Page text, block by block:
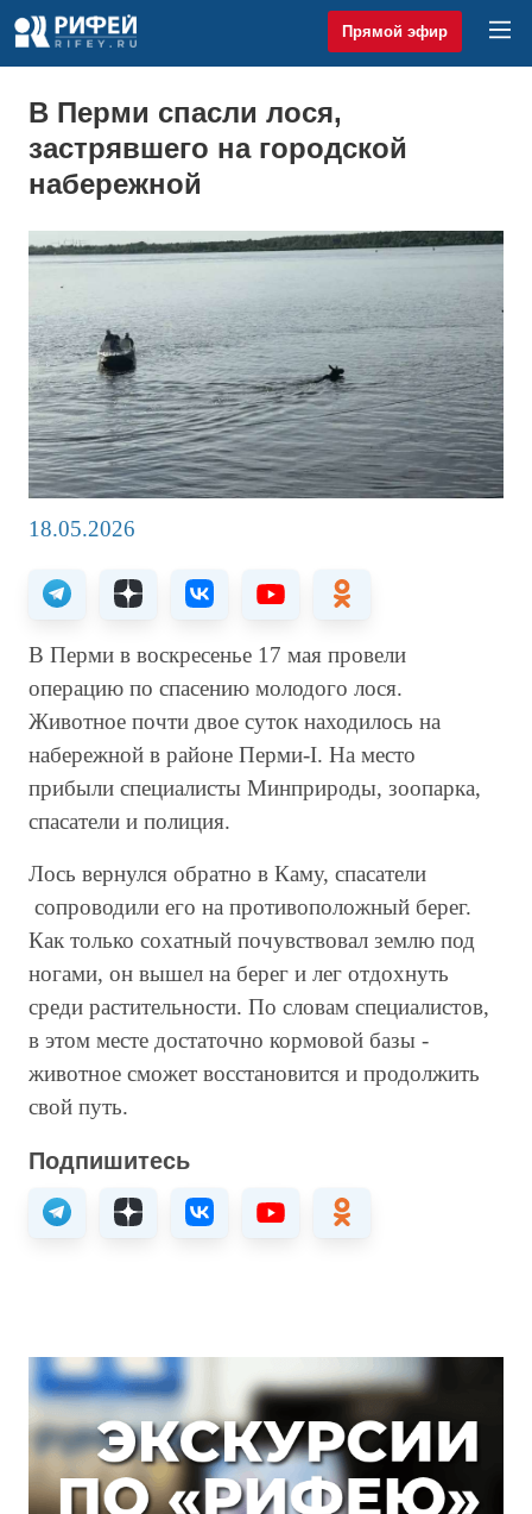
Прямой эфир
В Перми спасли лося,
застрявшего на городской
набережной
18.05.2026
В Перми в воскресенье 17 мая провели
операцию по спасению молодого лося.
Животное почти двое суток находилось на
набережной в районе Перми-I. На место
прибыли специалисты Минприроды, зоопарка,
спасатели и полиция.
Лось вернулся обратно в Каму, спасатели
сопроводили его на противоположный берег.
Как только сохатный почувствовал землю под
ногами, он вышел на берег и лег отдохнуть
среди растительности. По словам специалистов,
в этом месте достаточно кормовой базы -
животное сможет восстановится и продолжить
свой путь.
Подпишитесь